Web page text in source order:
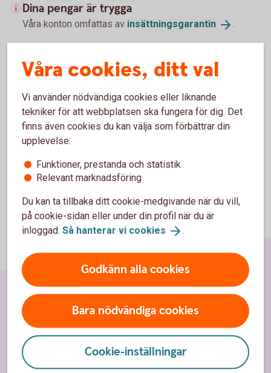
Dina pengar är trygga
Våra konton omfattas av insättningsgarantin .
Pris
Villkor och övrig information
Våra cookies, ditt val
Vi använder nödvändiga cookies eller liknande
tekniker för att webbplatsen ska fungera för dig. Det
finns även cookies du kan välja som förbättrar din
upplevelse:
Funktioner, prestanda och statistik
Relevant marknadsföring
Du kan ta tillbaka ditt cookie-medgivande när du vill,
på cookie-sidan eller under din profil när du är
inloggad. Så hanterar vi cookies .
Godkänn alla cookies
Bara nödvändiga cookies
Cookie-inställningar
Sidfot
Hitta snabbt
Kundservice
Spärrhjälp